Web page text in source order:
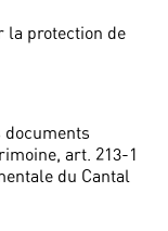
protection de
documents
art. 213-1
du Cantal